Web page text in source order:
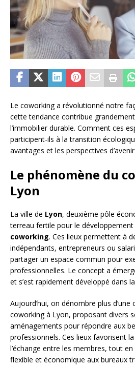
Le coworking a révolutionné notre
cette tendance contribue
l’immobilier durable. Comment ces
participent-ils à la transition
avantages et les perspectives
Le phénomène du
Lyon
La ville de Lyon, deuxième pôle
terreau fertile pour le développement
coworking. Ces lieux permettent à
indépendants, entrepreneurs ou
partager un espace commun pour
professionnelles. Le concept a
et s’est rapidement développé dans
Aujourd’hui, on dénombre plus d’une
coworking à Lyon, proposant divers
aménagements pour répondre aux
professionnels. Ces lieux favorisent
l’échange entre les membres, tout
flexible et économique aux bureaux